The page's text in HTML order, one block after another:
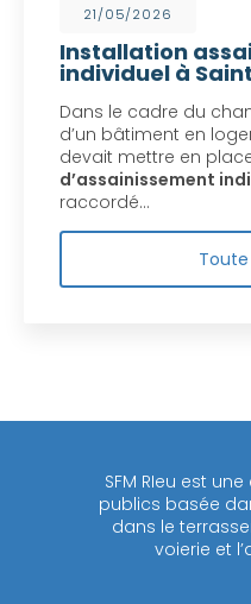
21/05/2026
Installation
individuel à
Dans le cadre du
d’un bâtiment en
devait mettre en
d’assainissement
raccordé…
SFM RIeu est
publics basée
dans le
voierie et